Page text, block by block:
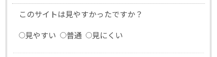
このサイトは見やすかったですか？
見やすい
普通 見にくい